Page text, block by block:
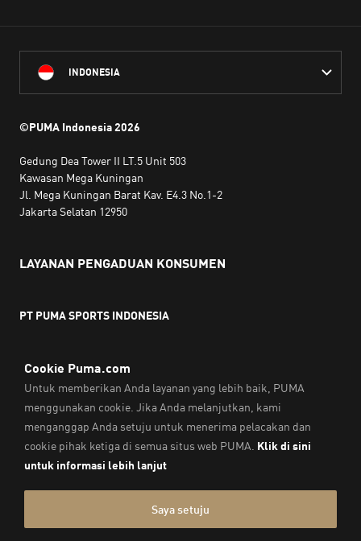
INDONESIA
©PUMA Indonesia2026
Gedung Dea Tower II LT.5 Unit 503
Kawasan Mega Kuningan
Jl. Mega Kuningan Barat Kav. E4.3 No.1-2
Jakarta Selatan 12950
LAYANAN PENGADUAN KONSUMEN
PT PUMA SPORTS INDONESIA
Email:service@sea.puma.com
Telepon:
+622130942720
DIREKTORAT JENDERAL PERLINDUNGAN KONSUMEN DAN
TERTIB NIAGA
KEMENTERIAN PERDAGANGAN
REPUBLIK INDONESIA | Telepon: 0853-1111-1010